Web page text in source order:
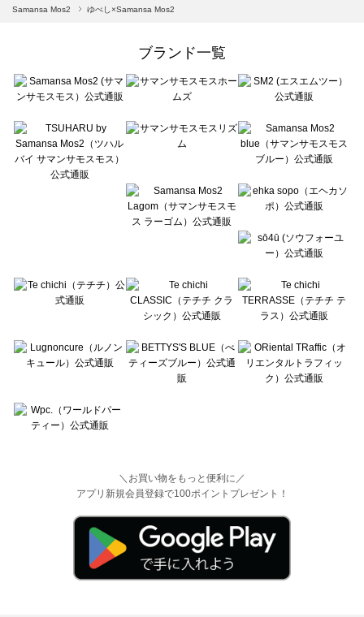
Samansa Mos2 blue（サマンサモスモス ブルー）の一覧
Te chichi（テチチ）の一覧
Te chichi CLASSIC（テチチ クラシック）の一覧
Lugnoncure（ルノンキュール）の一覧
BETTY'S BLUE（べティーズブルー）の一覧
Wpc.（ワールドパーティー）の一覧
Samansa Mos2 ゆべし×Samansa Mos2
ブランド一覧
＼お買い物をもっと便利に／
アプリ新規会員登録で100ポイントプレゼント！